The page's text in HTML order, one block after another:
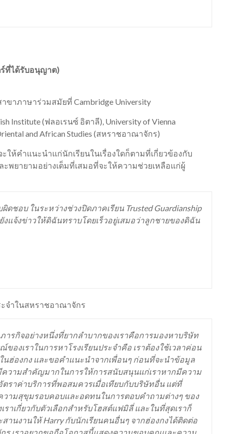
ที่ได้รับอนุญาต)
ขาภาษาร่วมสมัยที่ Cambridge University
Institute (ฟลอเรนซ์ อิตาลี), University of Vienna
and African Studies (สหราชอาณาจักร)
ห้คำแนะนำแก่นักเรียนในเรื่องใดก็ตามที่เกี่ยวข้องกับ
พยายามอย่างเต็มที่เสมอที่จะให้ความช่วยเหลือแก่ผู้
อบ ในระหว่างช่วงปิดภาคเรียน Trusted Guardianship
แจ้งข่าวให้ดิฉันทราบโดยเร็วอยู่เสมอว่าลูกชายของดิฉัน
จำในสหราชอาณาจักร
ารกิจอย่างหนึ่งที่ยากลำบากของเราคือการมองหาบริษัท
งเราในการหาโรงเรียนประจำคือ เราต้องใช้เวลาค่อน
ฮ่องกง และขอคำแนะนำจากเพื่อนๆ ก่อนที่จะนำข้อมูล
ความสำคัญมากในการให้การสนับสนุนแก่เราหากมีความ
ตราค่าบริการที่พอสมควรเมื่อเทียบกับบริษัทอื่น แต่ที่
วามสุขุมรอบคอบและอดทนในการตอบคำถามต่างๆ ของ
าเกี่ยวกับตัวเลือกสำหรับโฮสต์แฟมิลี่ และในที่สุดเราก็
นงานให้ Harry กับนักเรียนคนอื่นๆ จากฮ่องกงได้ติดต่อ